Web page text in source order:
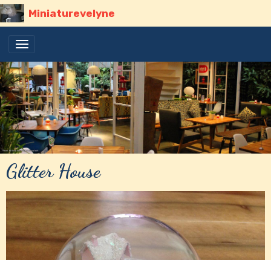
Miniaturevelyne
Glitter House